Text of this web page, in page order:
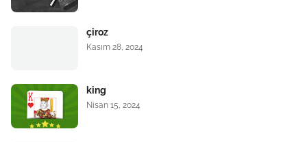
çiroz
Kasım 28, 2024
king
Nisan 15, 2024